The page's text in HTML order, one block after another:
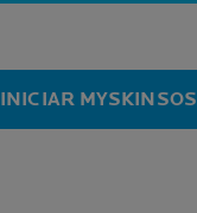
INICIAR MYSKINSOS